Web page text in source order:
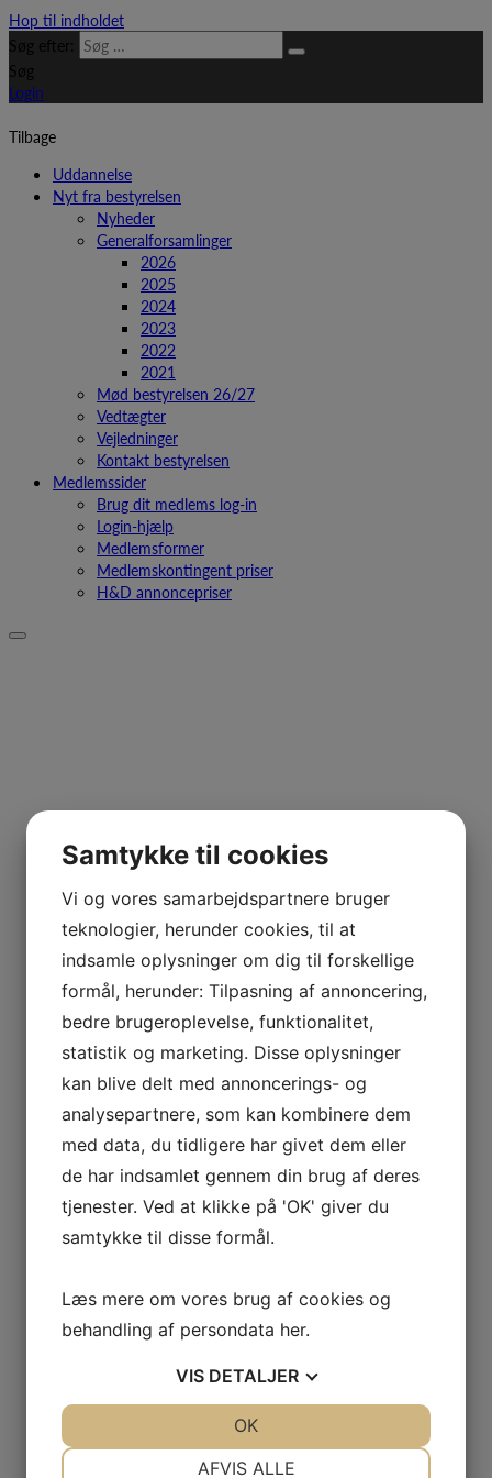
Hop til indholdet
Søg efter:
Søg
Login
Tilbage
Uddannelse
Nyt fra bestyrelsen
Nyheder
Generalforsamlinger
2026
2025
2024
2023
2022
2021
Mød bestyrelsen 26/27
Vedtægter
Vejledninger
Kontakt bestyrelsen
Medlemssider
Brug dit medlems log-in
Login-hjælp
Medlemsformer
Medlemskontingent priser
H&D annoncepriser
Samtykke til cookies
Vi og vores samarbejdspartnere bruger
teknologier, herunder cookies, til at
indsamle oplysninger om dig til forskellige
formål, herunder: Tilpasning af annoncering,
bedre brugeroplevelse, funktionalitet,
statistik og marketing. Disse oplysninger
kan blive delt med annoncerings- og
analysepartnere, som kan kombinere dem
med data, du tidligere har givet dem eller
de har indsamlet gennem din brug af deres
tjenester. Ved at klikke på 'OK' giver du
samtykke til disse formål.
Læs mere om vores brug af cookies og
behandling af persondata her.
VIS DETALJER
AFVIS ALLE
OK